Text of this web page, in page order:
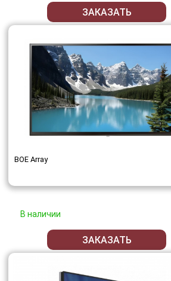
ЗАКАЗАТЬ
BOE Array
В наличии
ЗАКАЗАТЬ